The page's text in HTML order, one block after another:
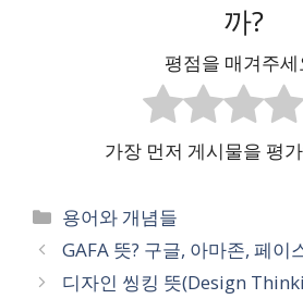
까?
평점을 매겨주세
가장 먼저 게시물을 평
카
테
용어와 개념들
GAFA 뜻? 구글, 아마존, 페이
디자인 씽킹 뜻(Design